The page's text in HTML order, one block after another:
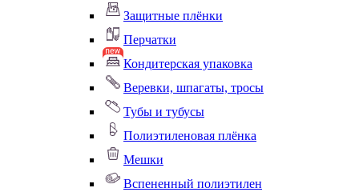
Защитные плёнки
Перчатки
Кондитерская упаковка
Веревки, шпагаты, тросы
Тубы и тубусы
Полиэтиленовая плёнка
Мешки
Вспененный полиэтилен